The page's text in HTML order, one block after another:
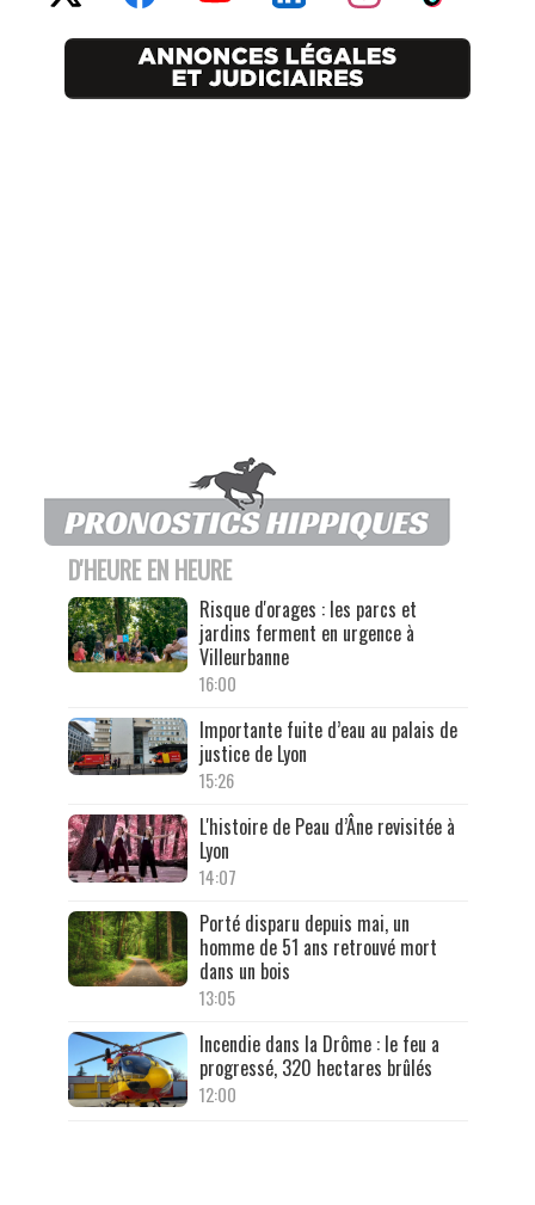
D'HEURE EN HEURE
Risque d'orages : les parcs et
jardins ferment en urgence à
Villeurbanne
16:00
Importante fuite d’eau au palais de
justice de Lyon
15:26
L'histoire de Peau d’Âne revisitée à
Lyon
14:07
Porté disparu depuis mai, un
homme de 51 ans retrouvé mort
dans un bois
13:05
Incendie dans la Drôme : le feu a
progressé, 320 hectares brûlés
12:00